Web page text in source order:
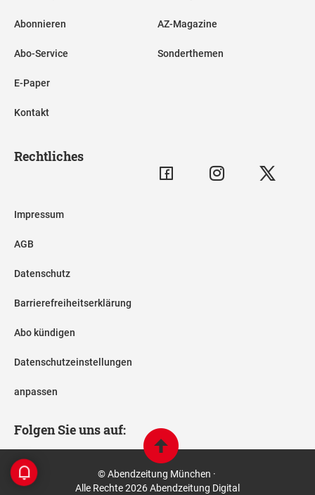
Abonnieren
Abo-Service
E-Paper
Kontakt
AZ-Magazine
Sonderthemen
Rechtliches
Impressum
AGB
Datenschutz
Barrierefreiheitserklärung
Abo kündigen
Datenschutzeinstellungen
anpassen
Folgen Sie uns auf:
© Abendzeitung München ·
Alle Rechte 2026 Abendzeitung Digital